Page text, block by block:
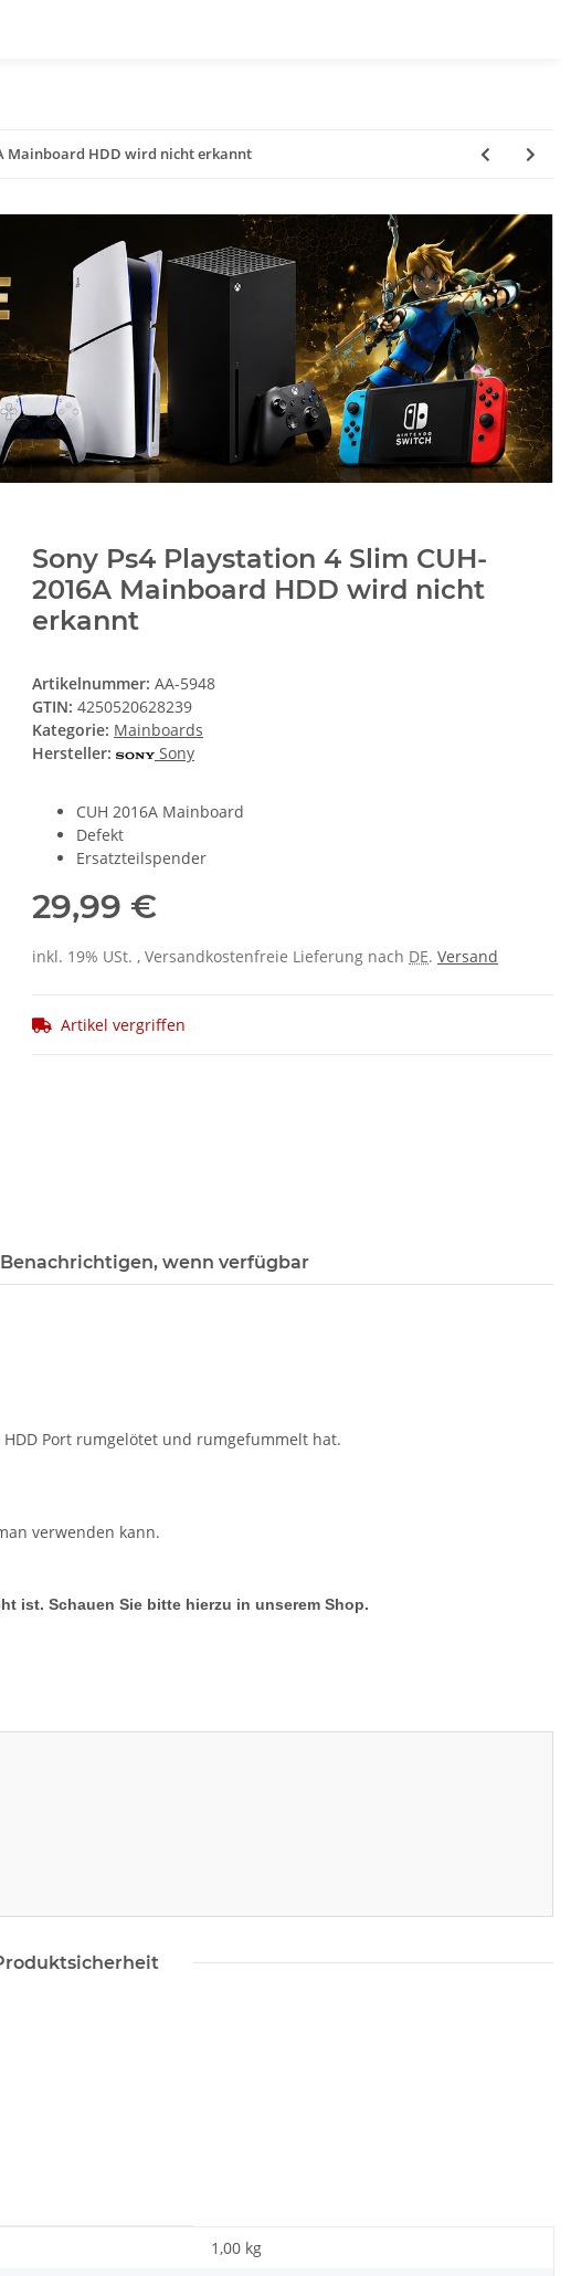
Mainboard HDD wird nicht erkannt
Sony Ps4 Playstation 4 Slim CUH-
2016A Mainboard HDD wird nicht
erkannt
Artikelnummer: AA-5948
GTIN: 4250520628239
Kategorie: Mainboards
Hersteller:
Sony
CUH 2016A Mainboard
Defekt
Ersatzteilspender
29,99 €
inkl. 19% USt. , Versandkostenfreie Lieferung nach DE. Versand
Artikel vergriffen
Benachrichtigen, wenn verfügbar
Port rumgelötet und rumgefummelt hat.
verwenden kann.
ist. Schauen Sie bitte hierzu in unserem Shop.
1,00 kg